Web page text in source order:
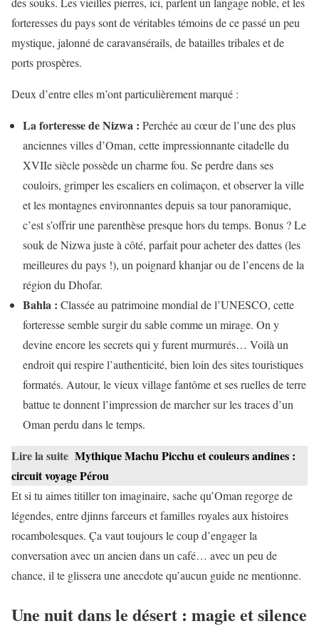
forteresses du pays sont de véritables témoins de ce passé un peu
mystique, jalonné de caravansérails, de batailles tribales et de
ports prospères.
Deux d’entre elles m’ont particulièrement marqué :
La forteresse de Nizwa : Perchée au cœur de l’une des plus
anciennes villes d’Oman, cette impressionnante citadelle du
XVIIe siècle possède un charme fou. Se perdre dans ses
couloirs, grimper les escaliers en colimaçon, et observer la ville
et les montagnes environnantes depuis sa tour panoramique,
c’est s’offrir une parenthèse presque hors du temps. Bonus ? Le
souk de Nizwa juste à côté, parfait pour acheter des dattes (les
meilleures du pays !), un poignard khanjar ou de l’encens de la
région du Dhofar.
Bahla : Classée au patrimoine mondial de l’UNESCO, cette
forteresse semble surgir du sable comme un mirage. On y
devine encore les secrets qui y furent murmurés… Voilà un
endroit qui respire l’authenticité, bien loin des sites touristiques
formatés. Autour, le vieux village fantôme et ses ruelles de terre
battue te donnent l’impression de marcher sur les traces d’un
Oman perdu dans le temps.
Lire la suite Mythique Machu Picchu et couleurs andines :
circuit voyage Pérou
Et si tu aimes titiller ton imaginaire, sache qu’Oman regorge de
légendes, entre djinns farceurs et familles royales aux histoires
rocambolesques. Ça vaut toujours le coup d’engager la
conversation avec un ancien dans un café… avec un peu de
chance, il te glissera une anecdote qu’aucun guide ne mentionne.
Une nuit dans le désert : magie et silence